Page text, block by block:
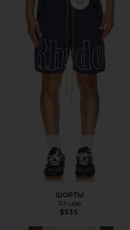
Favorite ШОРТЫ
ШОРТЫ
Rhude
$535